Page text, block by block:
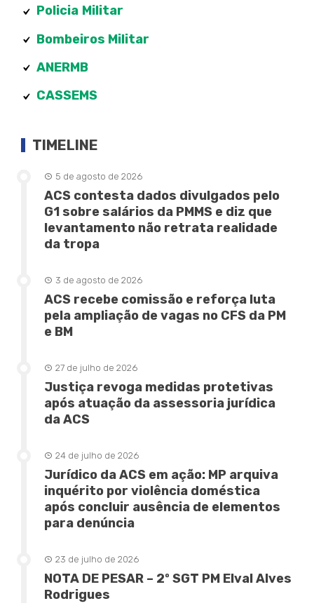
Policia Militar
Bombeiros Militar
ANERMB
CASSEMS
TIMELINE
5 de agosto de 2026
ACS contesta dados divulgados pelo
G1 sobre salários da PMMS e diz que
levantamento não retrata realidade
da tropa
3 de agosto de 2026
ACS recebe comissão e reforça luta
pela ampliação de vagas no CFS da PM
e BM
27 de julho de 2026
Justiça revoga medidas protetivas
após atuação da assessoria jurídica
da ACS
24 de julho de 2026
Jurídico da ACS em ação: MP arquiva
inquérito por violência doméstica
após concluir ausência de elementos
para denúncia
23 de julho de 2026
NOTA DE PESAR – 2º SGT PM Elval Alves
Rodrigues